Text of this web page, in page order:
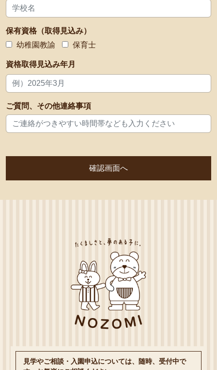
保有資格（取得見込み）
幼稚園教諭
保育士
資格取得見込み年月
ご質問、その他連絡事項
見学やご相談・入園申込については、随時、受付中で